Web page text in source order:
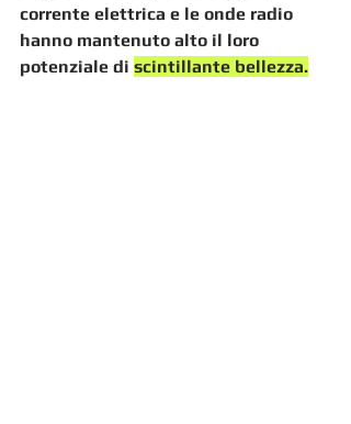
corrente elettrica e le onde radio
hanno mantenuto alto il loro
potenziale di scintillante bellezza.